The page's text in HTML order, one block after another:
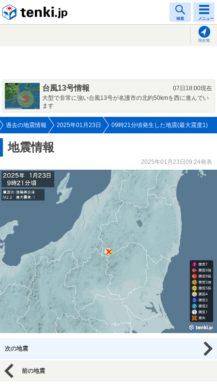
検索 メニュー
現在地
台風13号情報
07日18:00現在
大型で非常に強い台風13号が名護市の北約50kmを西に進んでい
ます
過去の地震情報 2025年01月23日 09時21分頃発生した地震(最大震度1)
地震情報
2025年01月23日09:24発表
次の地震
前の地震